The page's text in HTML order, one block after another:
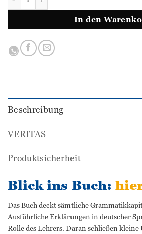
In den
Beschreibung
VERITAS
Produktsicherheit
Blick ins Buch:
Das Buch deckt sämtliche
Ausführliche Erklärungen in deutscher
Rolle des Lehrers. Daran schließen